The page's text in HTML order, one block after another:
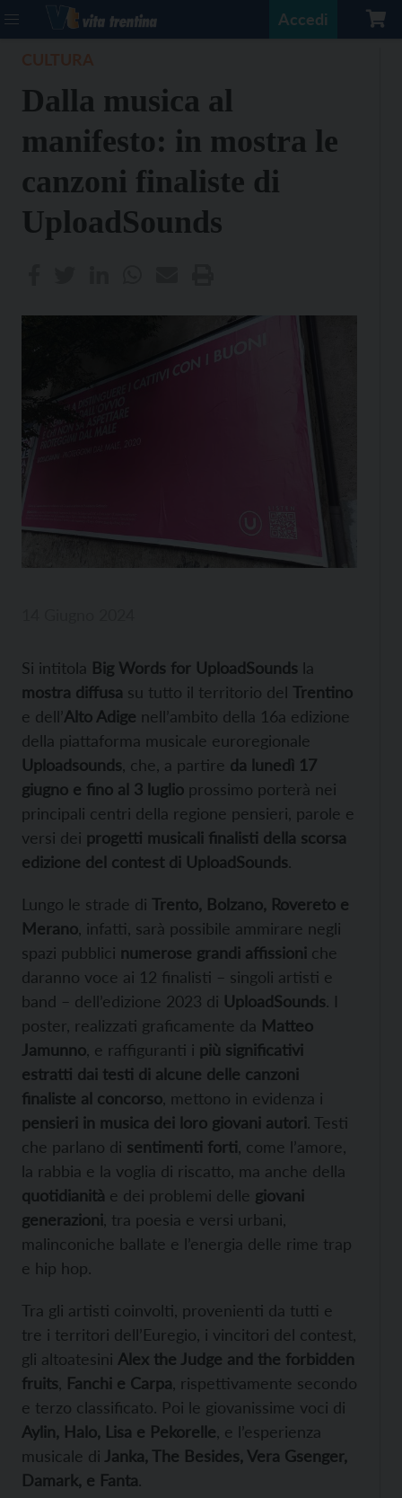
Accedi
Dalla musica al
manifesto: in mostra le
canzoni finaliste di
UploadSounds
Si intitola Big Words for UploadSounds la
mostra diffusa su tutto il territorio del Trentino
e dell’Alto Adige nell’ambito della 16a edizione
della piattaforma musicale euroregionale
Uploadsounds , che, a partire da lunedì 17
giugno e fino al 3 luglio prossimo porterà nei
principali centri della regione pensieri, parole e
versi dei progetti musicali finalisti della scorsa
edizione del contest di UploadSounds.
Lungo le strade di Trento, Bolzano, Rovereto e
Merano , infatti, sarà possibile ammirare negli
spazi pubblici numerose grandi affissioni che
daranno voce ai 12 finalisti – singoli artisti e
band – dell’edizione 2023 di UploadSounds. I
poster, realizzati graficamente da Matteo
Jamunno , e raffiguranti i più significativi
estratti dai testi di alcune delle canzoni
finaliste al concorso , mettono in evidenza i
pensieri in musica dei loro giovani autori. Testi
che parlano di sentimenti forti , come l’amore,
la rabbia e la voglia di riscatto, ma anche della
quotidianità e dei problemi delle giovani
generazioni , tra poesia e versi urbani,
malinconiche ballate e l’energia delle rime trap
e hip hop.
Tra gli artisti coinvolti, provenienti da tutti e
tre i territori dell’Euregio, i vincitori del contest,
gli altoatesini Alex the Judge and the forbidden
fruits Fanchi e Carpa , rispettivamente secondo
e terzo classificato. Poi le giovanissime voci di
Aylin, Halo, Lisa e Pekorelle , e l’esperienza
musicale di Janka, The Besides, Vera Gsenger,
Damark, e Fanta.